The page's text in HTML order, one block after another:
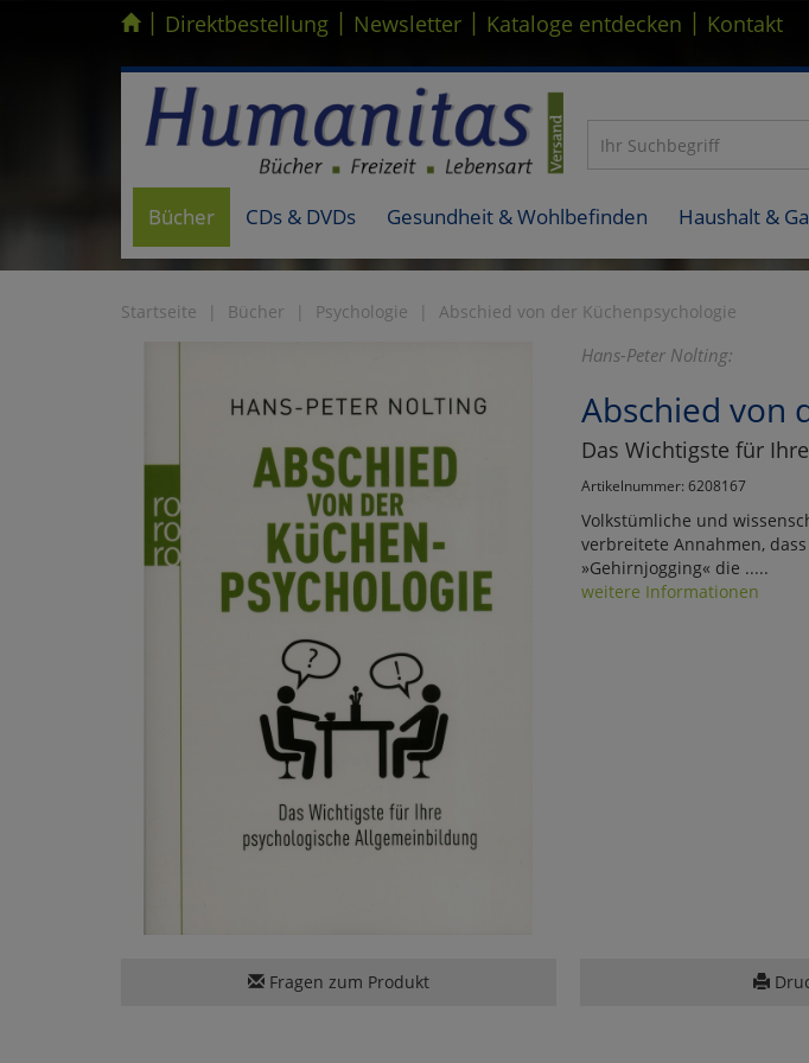
Kompletten Head der Seite überspringen
| Direktbestellung | Newsletter | Kataloge entdecken | Kontakt
Bücher CDs & DVDs Gesundheit & Wohlbefinden Haushalt &
Startseite Bücher Psychologie Abschied von der Küchenpsychologie
Hans-Peter Nolting:
Abschied von
Das Wichtigste für
Artikelnummer: 6208167
Volkstümliche und
verbreitete Annahmen,
»Gehirnjogging« die .....
weitere Informationen
Fragen zum Produkt